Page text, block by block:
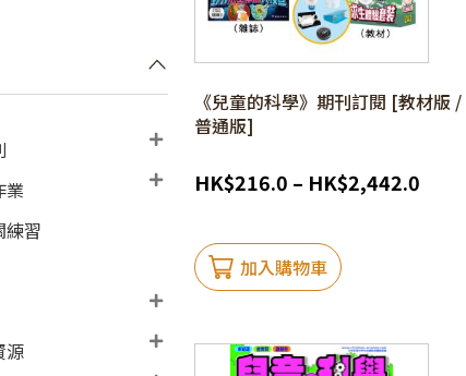
業
練習
源
《兒童的科學》期刊訂閱 [教材版 /
普通版]
HK$216.0 – HK$2,442.0
加入購物車